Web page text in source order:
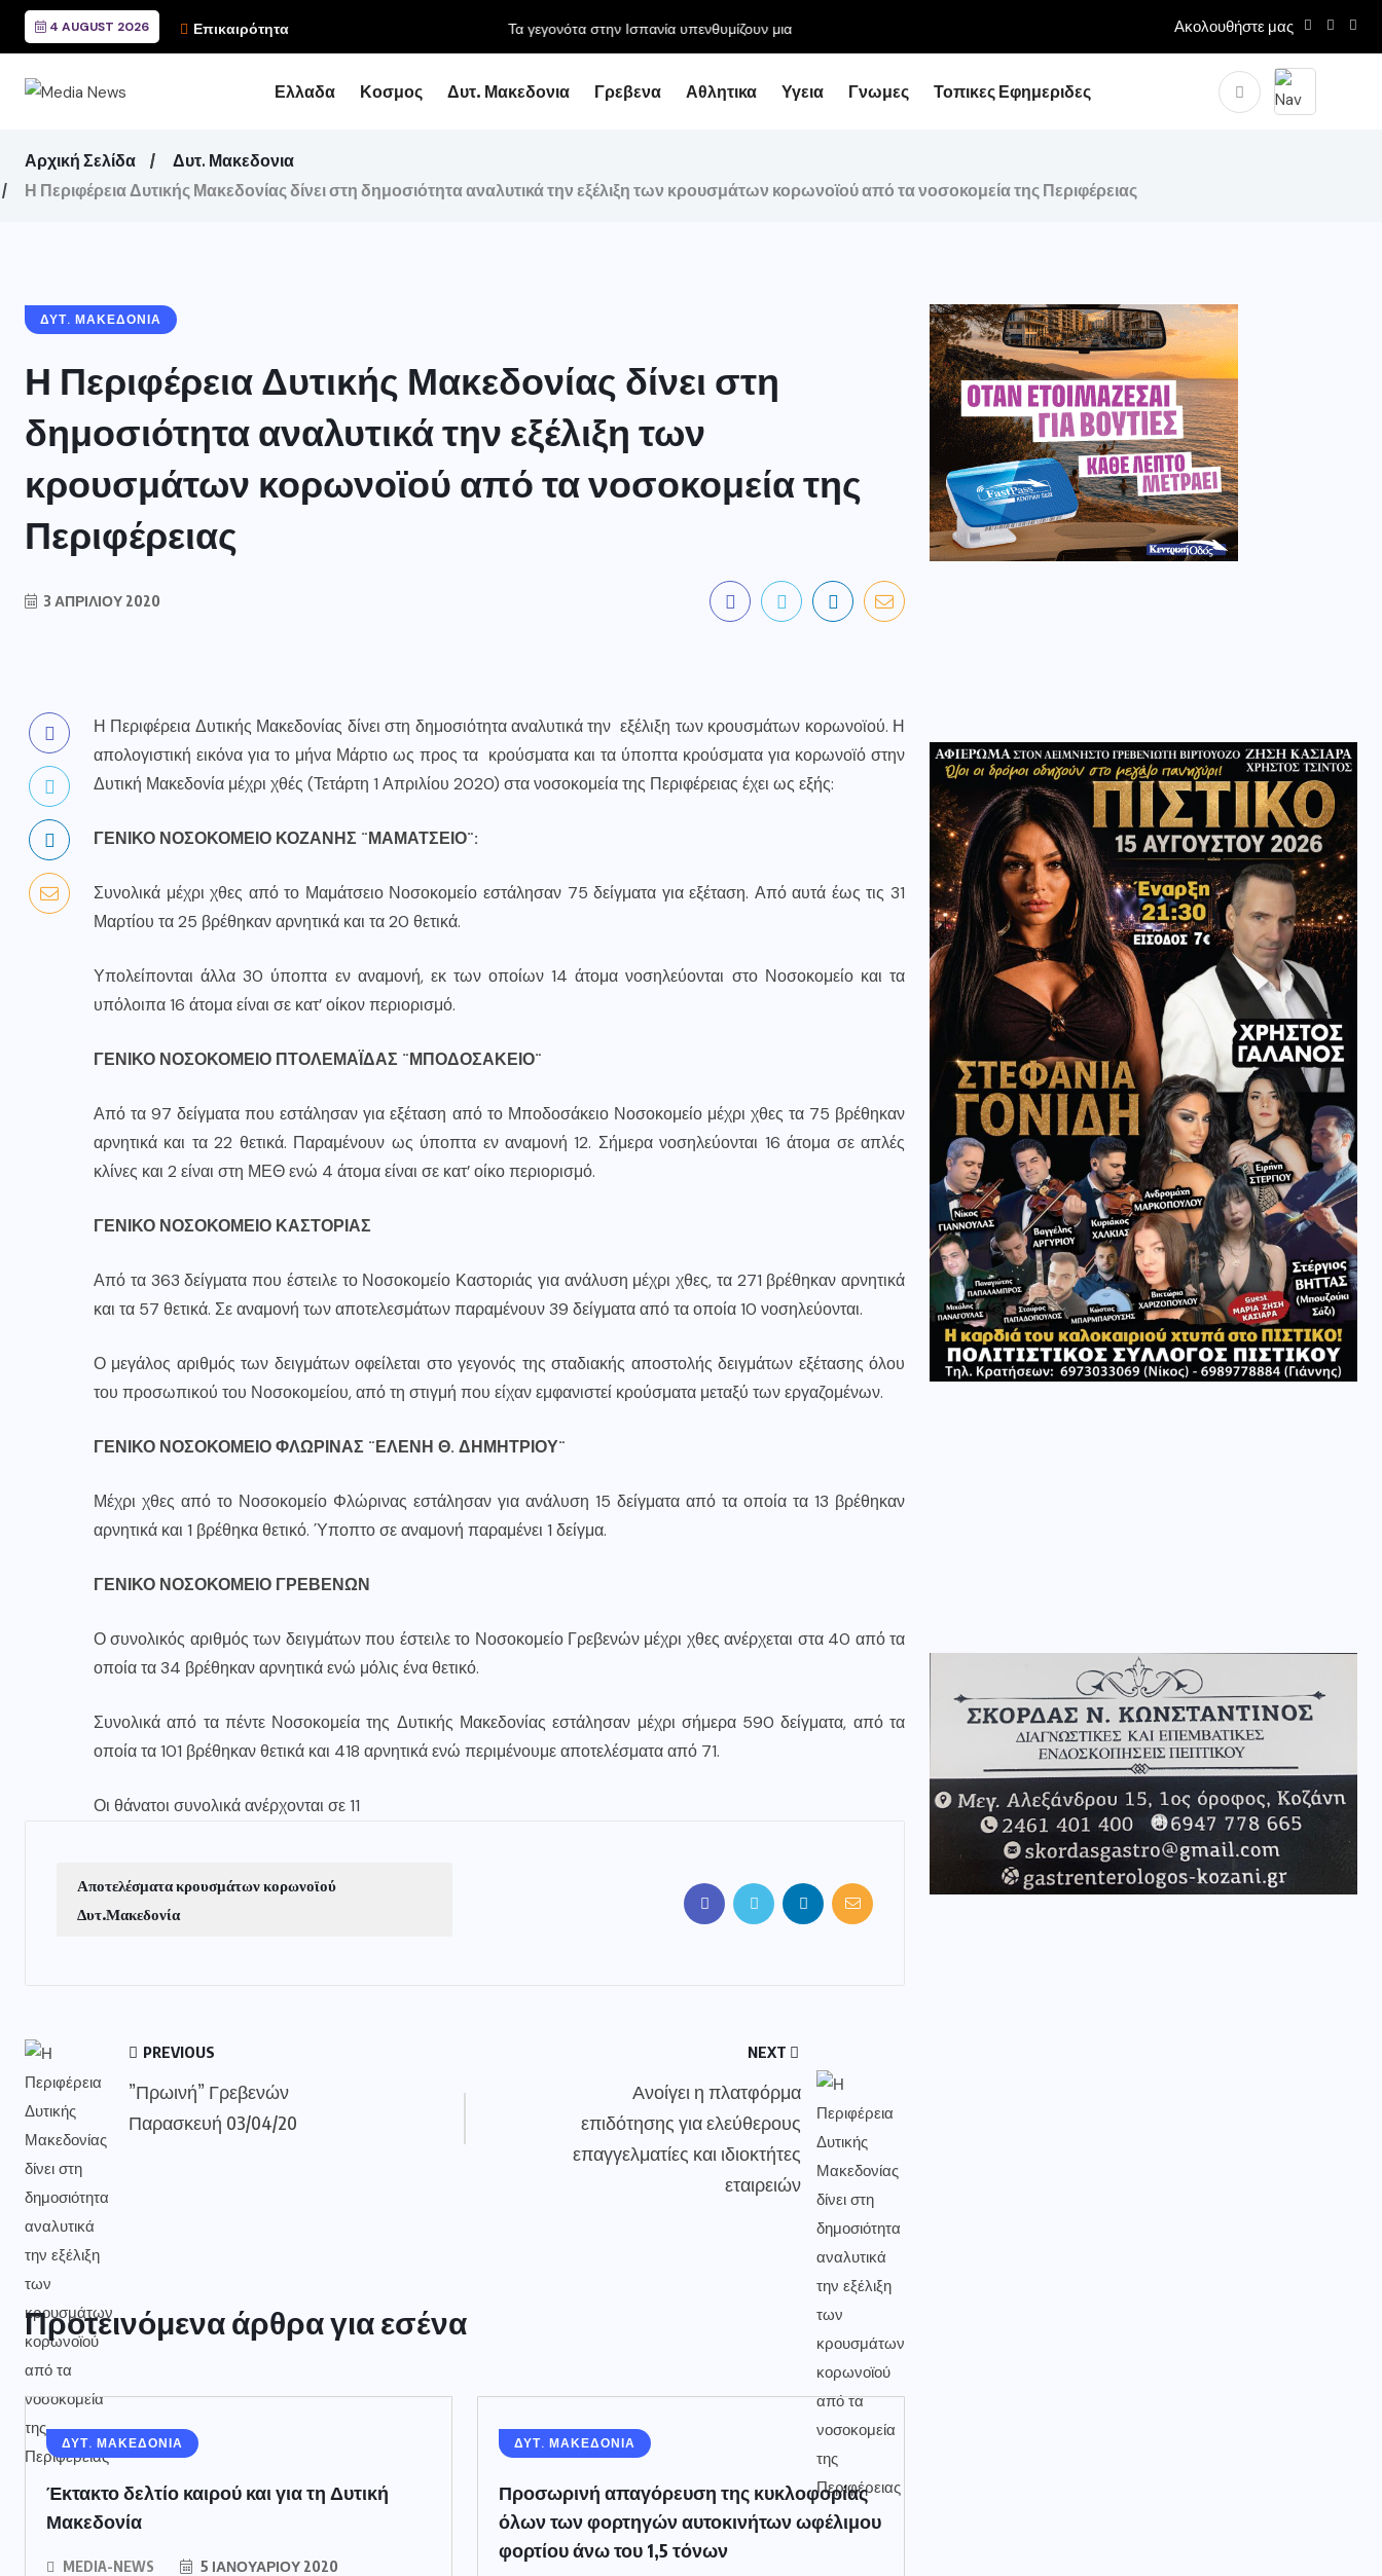
4 AUGUST 2026 Επικαιρότητα Τα γεγονότα στην Ισπανία υπενθυμίζουν μια αλήθεια. Η... Ακολουθήστε μας
Ελλαδα Κοσμος Δυτ. Μακεδονια Γρεβενα Αθλητικα Υγεια Γνωμες Τοπικες Εφημεριδες
Αρχική Σελίδα
Δυτ. Μακεδονια
Η Περιφέρεια Δυτικής Μακεδονίας δίνει στη δημοσιότητα αναλυτικά την εξέλιξη των κρουσμάτων κορωνοϊού από τα νοσοκομεία της Περιφέρειας
ΔΥΤ. ΜΑΚΕΔΟΝΙΑ
Η Περιφέρεια Δυτικής Μακεδονίας δίνει στη
δημοσιότητα αναλυτικά την εξέλιξη των
κρουσμάτων κορωνοϊού από τα νοσοκομεία της
Περιφέρειας
3 ΑΠΡΙΛΊΟΥ 2020
Η Περιφέρεια Δυτικής Μακεδονίας δίνει στη δημοσιότητα αναλυτικά την εξέλιξη των κρουσμάτων κορωνοϊού. Η
απολογιστική εικόνα για το μήνα Μάρτιο ως προς τα κρούσματα και τα ύποπτα κρούσματα για κορωνοϊό στην
Δυτική Μακεδονία μέχρι χθές (Τετάρτη 1 Απριλίου 2020) στα νοσοκομεία της Περιφέρειας έχει ως εξής:
ΓΕΝΙΚΟ ΝΟΣΟΚΟΜΕΙΟ ΚΟΖΑΝΗΣ ¨ΜΑΜΑΤΣΕΙΟ¨:
Συνολικά μέχρι χθες από το Μαμάτσειο Νοσοκομείο εστάλησαν 75 δείγματα για εξέταση. Από αυτά έως τις 31
Μαρτίου τα 25 βρέθηκαν αρνητικά και τα 20 θετικά.
Υπολείπονται άλλα 30 ύποπτα εν αναμονή, εκ των οποίων 14 άτομα νοσηλεύονται στο Νοσοκομείο και τα
υπόλοιπα 16 άτομα είναι σε κατ’ οίκον περιορισμό.
ΓΕΝΙΚΟ ΝΟΣΟΚΟΜΕΙΟ ΠΤΟΛΕΜΑΪΔΑΣ ¨ΜΠΟΔΟΣΑΚΕΙΟ¨
Από τα 97 δείγματα που εστάλησαν για εξέταση από το Μποδοσάκειο Νοσοκομείο μέχρι χθες τα 75 βρέθηκαν
αρνητικά και τα 22 θετικά. Παραμένουν ως ύποπτα εν αναμονή 12. Σήμερα νοσηλεύονται 16 άτομα σε απλές
κλίνες και 2 είναι στη ΜΕΘ ενώ 4 άτομα είναι σε κατ’ οίκο περιορισμό.
ΓΕΝΙΚΟ ΝΟΣΟΚΟΜΕΙΟ ΚΑΣΤΟΡΙΑΣ
Από τα 363 δείγματα που έστειλε το Νοσοκομείο Καστοριάς για ανάλυση μέχρι χθες, τα 271 βρέθηκαν αρνητικά
και τα 57 θετικά. Σε αναμονή των αποτελεσμάτων παραμένουν 39 δείγματα από τα οποία 10 νοσηλεύονται.
Ο μεγάλος αριθμός των δειγμάτων οφείλεται στο γεγονός της σταδιακής αποστολής δειγμάτων εξέτασης όλου
του προσωπικού του Νοσοκομείου, από τη στιγμή που είχαν εμφανιστεί κρούσματα μεταξύ των εργαζομένων.
ΓΕΝΙΚΟ ΝΟΣΟΚΟΜΕΙΟ ΦΛΩΡΙΝΑΣ ¨ΕΛΕΝΗ Θ. ΔΗΜΗΤΡΙΟΥ¨
Μέχρι χθες από το Νοσοκομείο Φλώρινας εστάλησαν για ανάλυση 15 δείγματα από τα οποία τα 13 βρέθηκαν
αρνητικά και 1 βρέθηκα θετικό. Ύποπτο σε αναμονή παραμένει 1 δείγμα.
ΓΕΝΙΚΟ ΝΟΣΟΚΟΜΕΙΟ ΓΡΕΒΕΝΩΝ
Ο συνολικός αριθμός των δειγμάτων που έστειλε το Νοσοκομείο Γρεβενών μέχρι χθες ανέρχεται στα 40 από τα
οποία τα 34 βρέθηκαν αρνητικά ενώ μόλις ένα θετικό.
Συνολικά από τα πέντε Νοσοκομεία της Δυτικής Μακεδονίας εστάλησαν μέχρι σήμερα 590 δείγματα, από τα
οποία τα 101 βρέθηκαν θετικά και 418 αρνητικά ενώ περιμένουμε αποτελέσματα από 71.
Οι θάνατοι συνολικά ανέρχονται σε 11
Αποτελέσματα κρουσμάτων κορωνοϊού
Δυτ.Μακεδονία
PREVIOUS
”Πρωινή” Γρεβενών
Παρασκευή 03/04/20
NEXT
Ανοίγει η πλατφόρμα
επιδότησης για ελεύθερους
επαγγελματίες και ιδιοκτήτες
εταιρειών
Προτεινόμενα άρθρα για εσένα
ΔΥΤ. ΜΑΚΕΔΟΝΙΑ
Έκτακτο δελτίο καιρού και για τη Δυτική
Μακεδονία
MEDIA-NEWS 5 ΙΑΝΟΥΑΡΊΟΥ 2020
ΔΥΤ. ΜΑΚΕΔΟΝΙΑ
Προσωρινή απαγόρευση της κυκλοφορίας
όλων των φορτηγών αυτοκινήτων ωφέλιμου
φορτίου άνω του 1,5 τόνων